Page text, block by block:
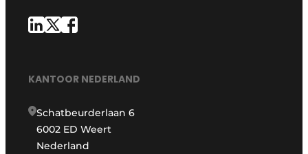
KANTOOR NEDERLAND
Schatbeurderlaan 6
6002 ED Weert
Nederland